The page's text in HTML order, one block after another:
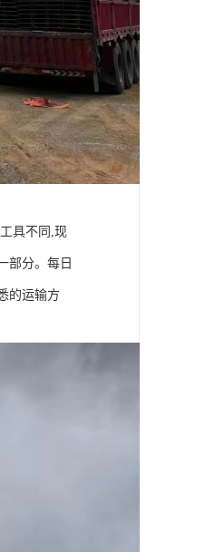
具不同,现
部分。每日
的运输方